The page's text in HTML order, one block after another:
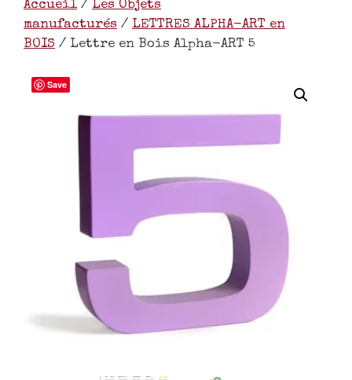
Accueil/ Les Objets
manufacturés / LETTRES ALPHA-ART en
BOIS / Lettre en Bois Alpha-ART 5
Save